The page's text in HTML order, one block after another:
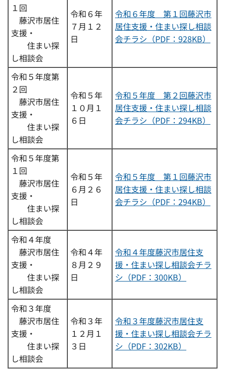
１回
藤沢市居住
支援・
住まい探
し相談会
令和６年
７月１２
日
令和６年度 第１回藤沢市
居住支援・住まい探し相談
会チラシ（PDF：928KB）
令和５年度第
２回
藤沢市居住
支援・
住まい探
し相談会
令和５年
１０月１
６日
令和５年度 第２回藤沢市
居住支援・住まい探し相談
会チラシ（PDF：294KB）
令和５年度第
１回
藤沢市居住
支援・
住まい探
し相談会
令和５年
６月２６
日
令和５年度 第１回藤沢市
居住支援・住まい探し相談
会チラシ（PDF：294KB）
令和４年度
藤沢市居住
支援・
住まい探
し相談会
令和４年
８月２９
日
令和４年度藤沢市居住支
援・住まい探し相談会チラ
シ（PDF：300KB）
令和３年度
藤沢市居住
支援・
住まい探
し相談会
令和３年
１２月１
３日
令和３年度藤沢市居住支
援・住まい探し相談会チラ
シ（PDF：302KB）